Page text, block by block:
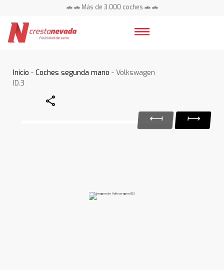
🚗 🚗 Más de 3.000 coches 🚗 🚗
Inicio -Coches segunda mano - Volkswagen
ID.3
Share